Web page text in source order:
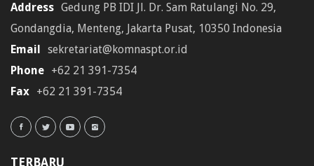
Address Gedung PB IDI Jl. Dr. Sam Ratulangi No. 29,
Gondangdia, Menteng, Jakarta Pusat, 10350 Indonesia
Email
sekretariat@komnaspt.or.id
Phone +62 21 391-7354
Fax +62 21 391-7354
TERBARU